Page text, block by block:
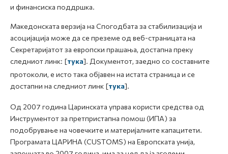
и финансиска поддршка.
Македонската верзија на Спогодбата за стабилизација и
асоцијација може да се преземе од веб-страницата на
Секретаријатот за европски прашања, достапна преку
следниот линк: [тука]. Документот, заедно со составните
протоколи, е исто така објавен на истата страница и се
достапни на следниот линк [тука].
Од 2007 година Царинската управа користи средства од
Инструментот за претпристапна помош (ИПА) за
подобрување на човечките и материјалните капацитети.
Програмата ЦАРИНА (CUSTOMS) на Европската унија,